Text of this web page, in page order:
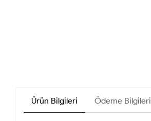
Ürün Bilgileri Ödeme Bilgileri